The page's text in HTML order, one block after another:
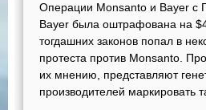
Операции Monsanto и Bayer с
Bayer была оштрафована на
тогдашних законов попал в
протеста против Monsanto.
их мнению, представляют
производителей маркировать